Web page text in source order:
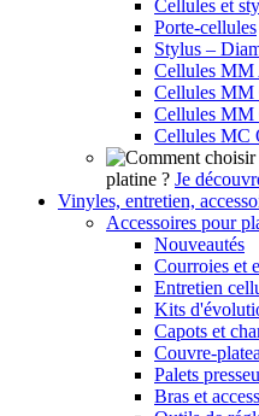
Cellules et
Porte-cellules
Stylus –
Cellules MM
Cellules MM
Cellules MM
Cellules MC
platine ? Je
Vinyles, entretien,
Accessoires pour
Nouveautés
Courroies et
Entretien
Kits
Capots et
Couvre-
Palets
Bras et